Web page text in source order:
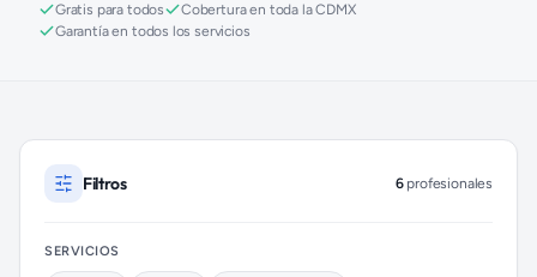
Gratis para todos
Cobertura en toda la CDMX
Garantía en todos los servicios
Plomeros disponibles en Cuajimalpa (colonia San Lorenzo
Filtros 6 profesionales
SERVICIOS